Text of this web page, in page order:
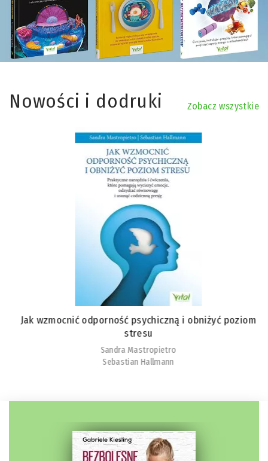
Nowości i dodruki Zobacz wszystkie
Jak wzmocnić odporność psychiczną i obniżyć poziom
stresu
Sandra Mastropietro
Sebastian Hallmann